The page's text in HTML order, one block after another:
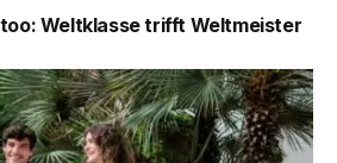
Weltklasse trifft Weltmeister